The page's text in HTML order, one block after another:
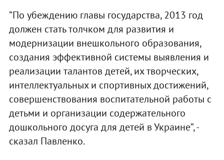
”По убеждению главы государства, 2013 год
должен стать толчком для развития и
модернизации внешкольного образования,
создания эффективной системы выявления и
реализации талантов детей, их творческих,
интеллектуальных и спортивных достижений,
совершенствования воспитательной работы с
детьми и организации содержательного
дошкольного досуга для детей в Украине”, -
сказал Павленко.